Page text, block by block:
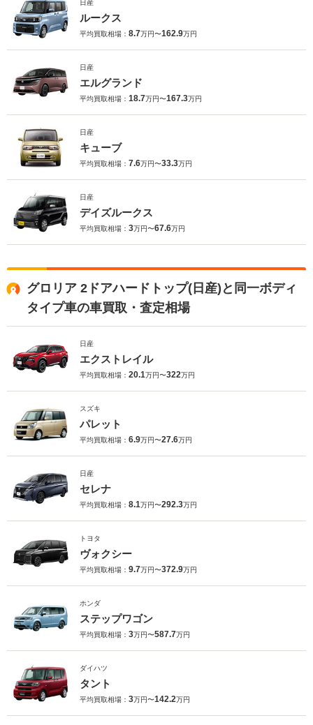
日産
ルークス
平均買取相場： 8.7万円〜162.9万円
日産
エルグランド
平均買取相場： 18.7万円〜167.3万円
日産
キューブ
平均買取相場： 7.6万円〜33.3万円
日産
デイズルークス
平均買取相場： 3万円〜67.6万円
グロリア 2ドアハードトップ(日産)と同一ボディ
タイプ車の車買取・査定相場
日産
エクストレイル
平均買取相場： 20.1万円〜322万円
スズキ
パレット
平均買取相場： 6.9万円〜27.6万円
日産
セレナ
平均買取相場： 8.1万円〜292.3万円
トヨタ
ヴォクシー
平均買取相場： 9.7万円〜372.9万円
ホンダ
ステップワゴン
平均買取相場： 3万円〜587.7万円
ダイハツ
タント
平均買取相場： 3万円〜142.2万円